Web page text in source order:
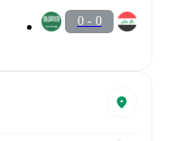
0 - 0